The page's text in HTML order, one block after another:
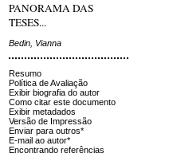
PANORAMA DAS
TESES...
Bedin, Vianna
Resumo
Política de Avaliação
Exibir biografia do autor
Como citar este documento
Exibir metadados
Versão de Impressão
Enviar para outros*
E-mail ao autor*
Encontrando referências